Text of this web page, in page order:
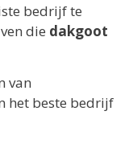
bedrijf te
die dakgoot
van
het beste bedrijf